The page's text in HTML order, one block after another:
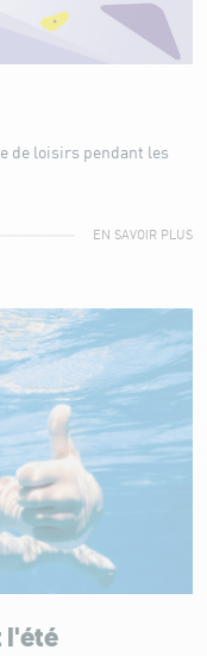
de loisirs pendant les
EN SAVOIR PLUS
l'été